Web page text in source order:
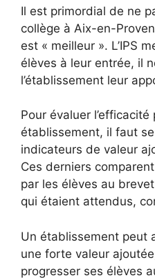
Il est primordial de ne
collège à Aix-en-
est « meilleur ». L’IPS
élèves à leur entrée, il
l’établissement leur
Pour évaluer l’efficacité
établissement, il faut
indicateurs de valeur
Ces derniers
par les élèves au
qui étaient attendus,
Un établissement peut
une forte valeur
progresser ses élèves